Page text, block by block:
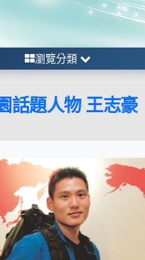
瀏覽分類
話題人物 王志豪